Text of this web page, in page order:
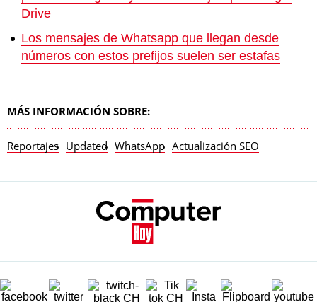
Drive
Los mensajes de Whatsapp que llegan desde
números con estos prefijos suelen ser estafas
MÁS INFORMACIÓN SOBRE:
Reportajes Updated WhatsApp Actualización SEO